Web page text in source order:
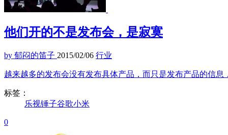
他们开的不是发布会，是寂寞
by 郁闷的笛子 2015/02/06 行业
越来越多的发布会没有发布具体产品，而只是发布产品的信息
标签：
乐视锤子谷歌小米
0